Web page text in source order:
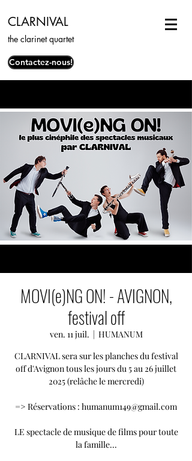
CLARNIVAL
the clarinet quartet
Contactez-nous!
MOVI(e)NG ON! - AVIGNON,
festival off
ven. 11 juil.
  |
HUMANUM
CLARNIVAL sera sur les planches du festival
off d'Avignon tous les jours du 5 au 26 juillet
2025 (relâche le mercredi)
=> Réservations : humanum149@gmail.com
LE spectacle de musique de films pour toute
la famille...